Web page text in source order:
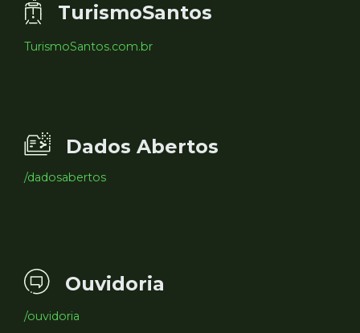
TurismoSantos
TurismoSantos.com.br
Dados Abertos
/dadosabertos
Ouvidoria
/ouvidoria